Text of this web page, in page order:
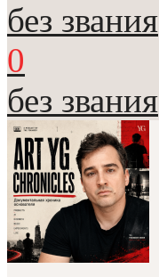
без звания
0
без звания